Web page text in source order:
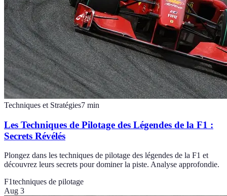
Techniques et Stratégies7 min
Les Techniques de Pilotage des Légendes de la F1 :
Secrets Révélés
Plongez dans les techniques de pilotage des légendes de la F1 et
découvrez leurs secrets pour dominer la piste. Analyse approfondie.
F1techniques de pilotage
Aug 3